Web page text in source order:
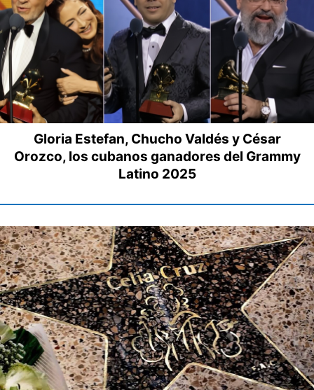
Gloria Estefan, Chucho Valdés y César
Orozco, los cubanos ganadores del Grammy
Latino 2025